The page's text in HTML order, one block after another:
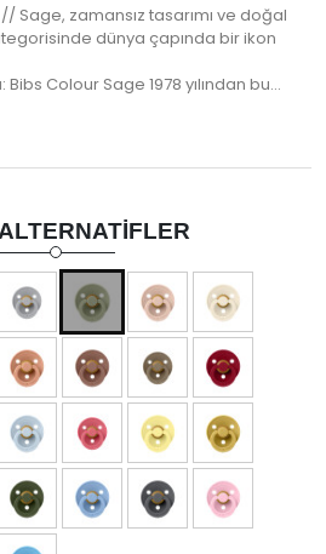
Sage, zamansız tasarımı ve doğal
dünya çapında bir ikon
Bibs Colour Sage 1978 yılından bu…